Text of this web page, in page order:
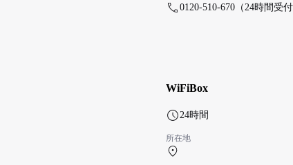
0120-510-670（24時間受
WiFiBox
24時間
所在地